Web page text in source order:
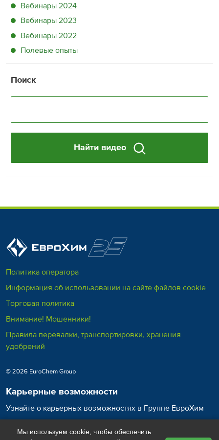
Вебинары 2024
Вебинары 2023
Вебинары 2022
Полевые опыты
Поиск
Найти видео
Политика оператора
Информация об использовании на сайте файлов cookie
Торговая политика
Внимание! Мошенники!
Правила перевалки, транспортировки, хранения
удобрений
© 2026 EuroChem Group
Карьерные возможности
Узнайте о карьерных возможностях в Группе ЕвроХим
Карьера в ЕвроХим
Мы используем cookie, чтобы обеспечить